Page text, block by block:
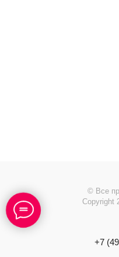
© Все
Copyright
+7